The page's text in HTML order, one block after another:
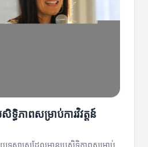
ធិភាពសម្រាប់ការវិវត្តន៍